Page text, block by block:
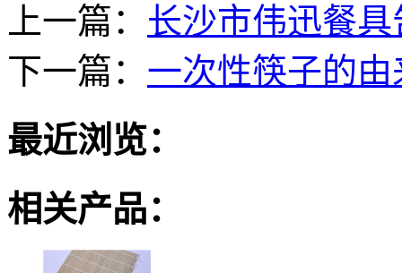
上一篇： 长沙市伟迅餐
下一篇： 一次性筷子的由
最近浏览：
相关产品：